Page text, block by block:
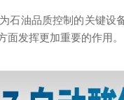
油品质控制的关键设
发挥更加重要的作用。